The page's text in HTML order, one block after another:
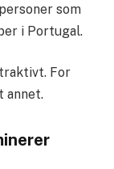
som
i Portugal.
For
annet.